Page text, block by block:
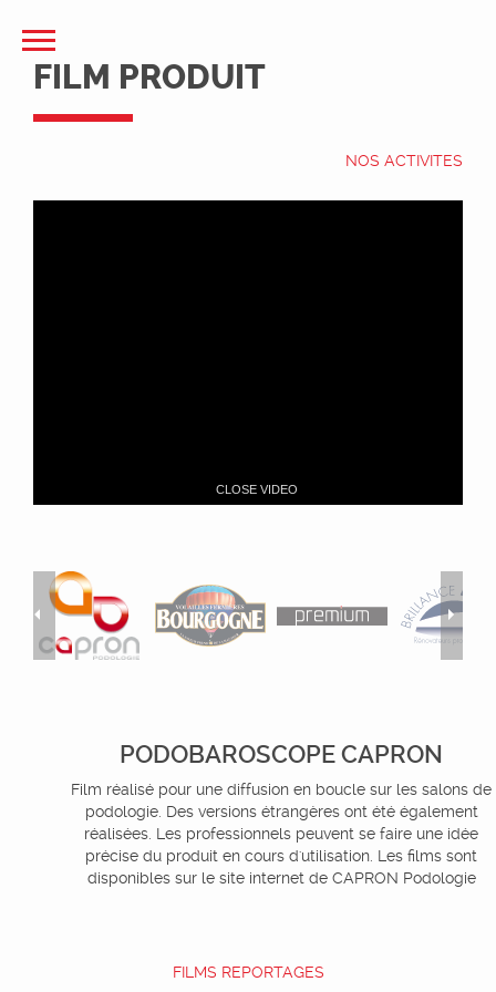
FILM PRODUIT
NOS ACTIVITES
CLOSE VIDEO
PODOBAROSCOPE CAPRON
Film réalisé pour une diffusion en boucle sur les salons de
podologie. Des versions étrangères ont été également
réalisées. Les professionnels peuvent se faire une idée
précise du produit en cours d'utilisation. Les films sont
disponibles sur le site internet de CAPRON Podologie
FILMS REPORTAGES